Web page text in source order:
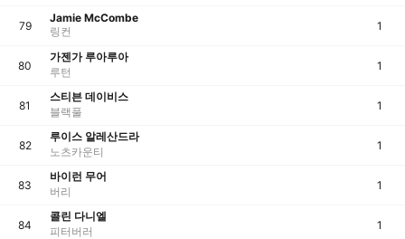
79
Jamie McCombe
링컨
1
80
가젠가 루아루아
루턴
1
81
스티븐 데이비스
블랙풀
1
82
루이스 알레산드라
노츠카운티
1
83
바이런 무어
버리
1
84
콜린 다니엘
피터버러
1